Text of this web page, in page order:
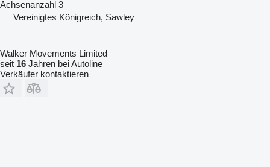
Achsenanzahl 3
Vereinigtes Königreich, Sawley
Walker Movements Limited
seit 16 Jahren bei Autoline
Verkäufer kontaktieren